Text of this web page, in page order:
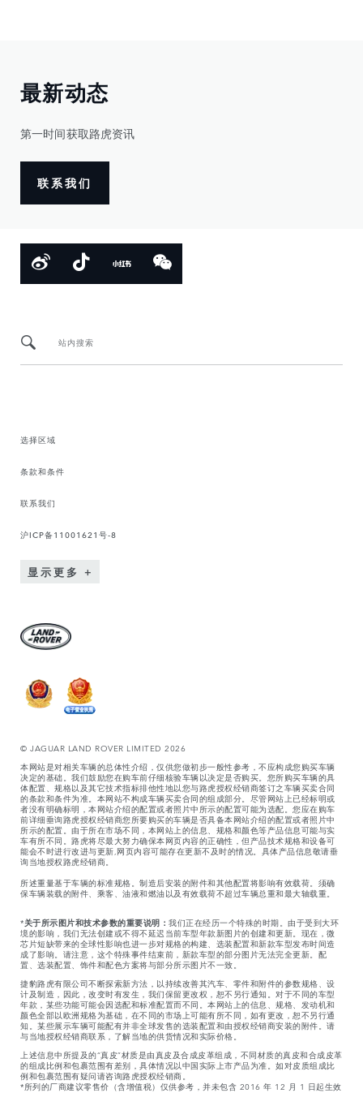
最新动态
第一时间获取路虎资讯
联系我们
站内搜索
选择区域
条款和条件
联系我们
沪ICP备11001621号-8
显示更多
© JAGUAR LAND ROVER LIMITED 2026
本网站是对相关车辆的总体性介绍，仅供您做初步一般性参考，不应构成您购买车辆
决定的基础。我们鼓励您在购车前仔细核验车辆以决定是否购买。您所购买车辆的具
体配置、规格以及其它技术指标排他性地以您与路虎授权经销商签订之车辆买卖合同
的条款和条件为准。本网站不构成车辆买卖合同的组成部分。尽管网站上已经标明或
者没有明确标明，本网站介绍的配置或者照片中所示的配置可能为选配。您应在购车
前详细垂询路虎授权经销商您所要购买的车辆是否具备本网站介绍的配置或者照片中
所示的配置。由于所在市场不同，本网站上的信息、规格和颜色等产品信息可能与实
车有所不同。路虎将尽最大努力确保本网页内容的正确性，但产品技术规格和设备可
能会不时进行改进与更新,网页内容可能存在更新不及时的情况。具体产品信息敬请垂
询当地授权路虎经销商。
所述重量基于车辆的标准规格。制造后安装的附件和其他配置将影响有效载荷。须确
保车辆装载的附件、乘客、油液和燃油以及有效载荷不超过车辆总重和最大轴载重。
*关于所示图片和技术参数的重要说明： 我们正在经历一个特殊的时期。由于受到大环
境的影响，我们无法创建或不得不延迟当前车型年款新图片的创建和更新。现在，微
芯片短缺带来的全球性影响也进一步对规格的构建、选装配置和新款车型发布时间造
成了影响。请注意，这个特殊事件结束前，新款车型的部分图片无法完全更新。配
置、选装配置、饰件和配色方案将与部分所示图片不一致。
捷豹路虎有限公司不断探索新方法，以持续改善其汽车、零件和附件的参数规格、设
计及制造，因此，改变时有发生，我们保留更改权，恕不另行通知。对于不同的车型
年款，某些功能可能会因选配和标准配置而不同。本网站上的信息、规格、发动机和
颜色全部以欧洲规格为基础，在不同的市场上可能有所不同，如有更改，恕不另行通
知。某些展示车辆可能配有并非全球发售的选装配置和由授权经销商安装的附件。请
与当地授权经销商联系，了解当地的供货情况和实际价格。
上述信息中所提及的“真皮”材质是由真皮及合成皮革组成，不同材质的真皮和合成皮革
的组成比例和包裹范围有差别，具体情况以中国实际上市产品为准。如对皮质组成比
例和包裹范围有疑问请咨询路虎授权经销商。
*所列的厂商建议零售价（含增值税）仅供参考，并未包含 2016 年 12 月 1 日起生效